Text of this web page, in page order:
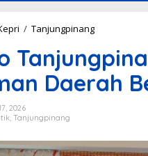
/ Tanjungpinang
m
k
o
T
u
Daerah
2026
, Tanjungpinang